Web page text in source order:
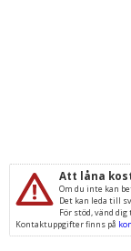
Att låna
Om du inte kan
Det kan leda till
För stöd, vänd
Kontaktuppgifter finns på